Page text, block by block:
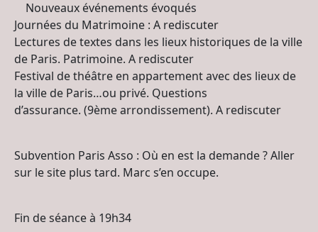
Nouveaux événements évoqués
Journées du Matrimoine : A rediscuter
Lectures de textes dans les lieux historiques de la ville
de Paris. Patrimoine. A rediscuter
Festival de théâtre en appartement avec des lieux de
la ville de Paris…ou privé. Questions
d’assurance. (9ème arrondissement). A rediscuter
Subvention Paris Asso : Où en est la demande ? Aller
sur le site plus tard. Marc s’en occupe.
Fin de séance à 19h34